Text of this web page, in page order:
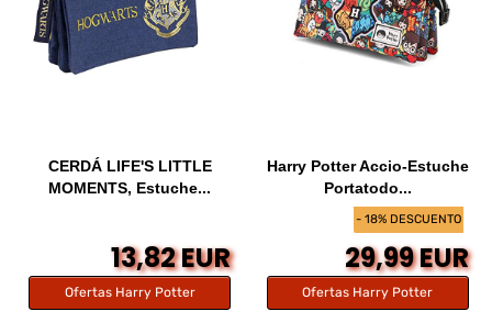
CERDÁ LIFE'S LITTLE
MOMENTS, Estuche...
13,82 EUR
Ofertas Harry Potter
- 18% DESCUENTO
Harry Potter Accio-Estuche
Portatodo...
29,99 EUR
Ofertas Harry Potter